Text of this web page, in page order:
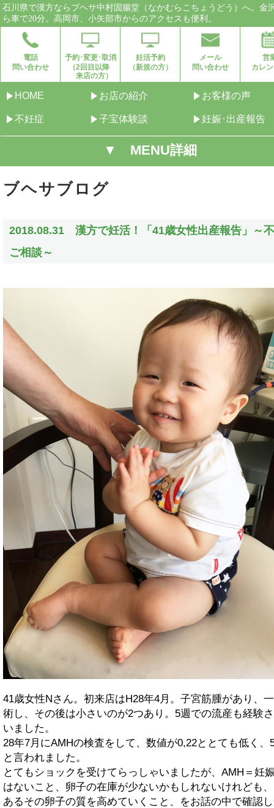
石川県で漢方ならブヘサ中村固腸堂（なかむらこちょうどう）へ。金
ら車で20分。高岡市、小矢部市からのアクセスも便利。
電話
問い合わせ
予約･変更･取消
（2回目以降
来店の方）
妊活予約
（新規の方）
メール
問い合わせ
営
カレ
HOME お店の紹介 お客様の声
不妊症 子宝体験談 妊娠･出産報告
▼ MENU詳細
ブヘサブログ
2018.08.31 漢方で妊活！「41歳女性出産報告」～
ご相談～
41歳女性Nさん。初来店はH28年4月。子宮筋腫があり、
術し、その後は小さいのが2つあり。5週での流産も経験
いました。
28年7月にAMHの検査をして、数値が0,22ととても低く、
と言われました。
とてもショックを受けてらっしゃいましたが、AMH＝妊
はないこと、卵子の在庫が少ないかもしれないけれども
あるその卵子の質を高めていくこと、をお話の中で確認